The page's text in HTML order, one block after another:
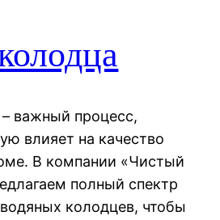
важный процесс,
влияет на качество
В компании «Чистый
полный спектр
колодцев, чтобы